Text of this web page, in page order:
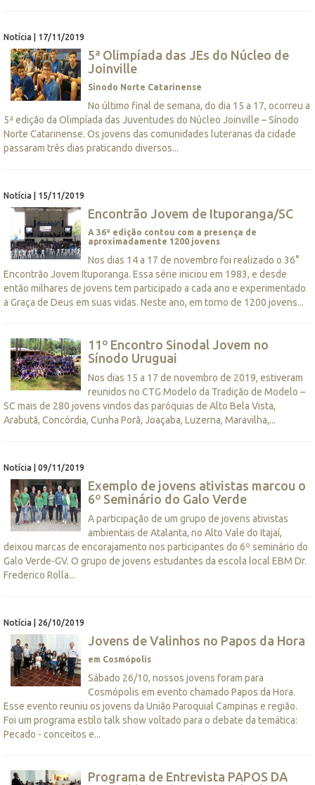
Notícia | 17/11/2019
5ª Olimpíada das JEs do Núcleo de
Joinville
Sínodo Norte Catarinense
No último final de semana, do dia 15 a 17, ocorreu a
5ª edição da Olimpíada das Juventudes do Núcleo Joinville – Sínodo
Norte Catarinense. Os jovens das comunidades luteranas da cidade
passaram três dias praticando diversos...
Notícia | 15/11/2019
Encontrão Jovem de Ituporanga/SC
A 36ª edição contou com a presença de
aproximadamente 1200 jovens
Nos dias 14 a 17 de novembro foi realizado o 36°
Encontrão Jovem Ituporanga. Essa série iniciou em 1983, e desde
então milhares de jovens tem participado a cada ano e experimentado
a Graça de Deus em suas vidas. Neste ano, em torno de 1200 jovens...
11º Encontro Sinodal Jovem no
Sínodo Uruguai
Nos dias 15 a 17 de novembro de 2019, estiveram
reunidos no CTG Modelo da Tradição de Modelo –
SC mais de 280 jovens vindos das paróquias de Alto Bela Vista,
Arabutã, Concórdia, Cunha Porã, Joaçaba, Luzerna, Maravilha,...
Notícia | 09/11/2019
Exemplo de jovens ativistas marcou o
6º Seminário do Galo Verde
A participação de um grupo de jovens ativistas
ambientais de Atalanta, no Alto Vale do Itajaí,
deixou marcas de encorajamento nos participantes do 6º seminário do
Galo Verde-GV. O grupo de jovens estudantes da escola local EBM Dr.
Frederico Rolla...
Notícia | 26/10/2019
Jovens de Valinhos no Papos da Hora
em Cosmópolis
Sábado 26/10, nossos jovens foram para
Cosmópolis em evento chamado Papos da Hora.
Esse evento reuniu os jovens da União Paroquial Campinas e região.
Foi um programa estilo talk show voltado para o debate da temática:
Pecado - conceitos e...
Programa de Entrevista PAPOS DA